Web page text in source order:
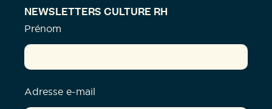
NEWSLETTERS CULTURE RH
Prénom
Adresse e-mail